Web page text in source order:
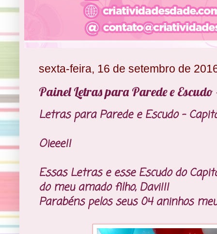
sexta-feira, 16 de setembro de
Painel Letras para Parede e
Letras para Parede e Escudo -
Oieee!!
Essas Letras e esse Escudo do
do meu amado filho, Davi!!!
Parabéns pelos seus 04 aninhos